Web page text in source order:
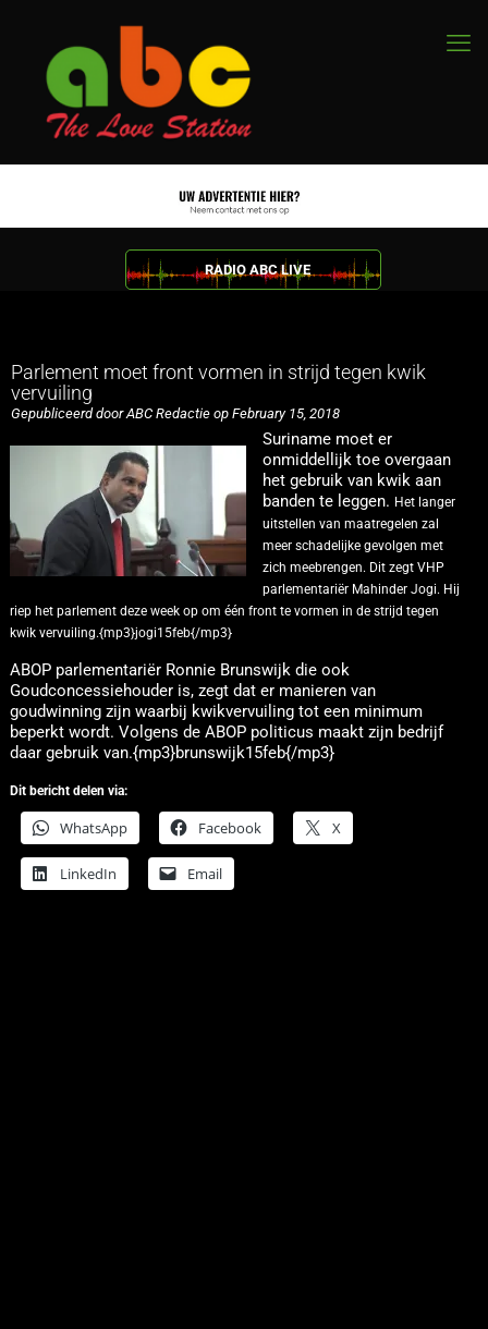
RADIO ABC LIVE
Parlement moet front vormen in strijd tegen kwik
vervuiling
Gepubliceerd door ABC Redactie op February 15, 2018
Suriname moet er
onmiddellijk toe overgaan
het gebruik van kwik aan
banden te leggen. Het langer
uitstellen van maatregelen zal
meer schadelijke gevolgen met
zich meebrengen. Dit zegt VHP
parlementariër Mahinder Jogi. Hij
riep het parlement deze week op om één front te vormen in de strijd tegen
kwik vervuiling.{mp3}jogi15feb{/mp3}
ABOP parlementariër Ronnie Brunswijk die ook
Goudconcessiehouder is, zegt dat er manieren van
goudwinning zijn waarbij kwikvervuiling tot een minimum
beperkt wordt. Volgens de ABOP politicus maakt zijn bedrijf
daar gebruik van.{mp3}brunswijk15feb{/mp3}
Dit bericht delen via:
WhatsApp Facebook X
LinkedIn Email